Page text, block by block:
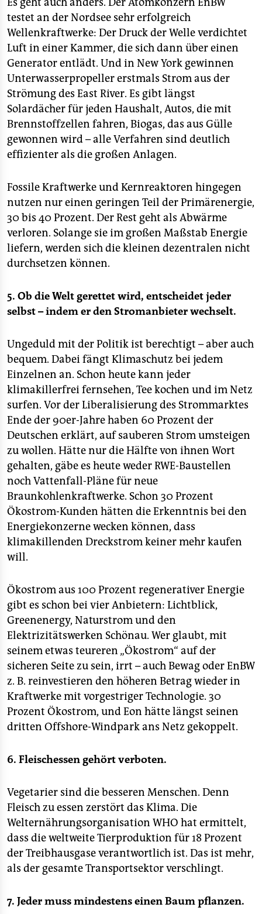
testet an der Nordsee sehr erfolgreich
Wellenkraftwerke: Der Druck der Welle verdichtet
Luft in einer Kammer, die sich dann über einen
Generator entlädt. Und in New York gewinnen
Unterwasserpropeller erstmals Strom aus der
Strömung des East River. Es gibt längst
Solardächer für jeden Haushalt, Autos, die mit
Brennstoffzellen fahren, Biogas, das aus Gülle
gewonnen wird – alle Verfahren sind deutlich
effizienter als die großen Anlagen.
Fossile Kraftwerke und Kernreaktoren hingegen
nutzen nur einen geringen Teil der Primärenergie,
30 bis 40 Prozent. Der Rest geht als Abwärme
verloren. Solange sie im großen Maßstab Energie
liefern, werden sich die kleinen dezentralen nicht
durchsetzen können.
5. Ob die Welt gerettet wird, entscheidet jeder
selbst – indem er den Stromanbieter wechselt.
Ungeduld mit der Politik ist berechtigt – aber auch
bequem. Dabei fängt Klimaschutz bei jedem
Einzelnen an. Schon heute kann jeder
klimakillerfrei fernsehen, Tee kochen und im Netz
surfen. Vor der Liberalisierung des Strommarktes
Ende der 90er-Jahre haben 60 Prozent der
Deutschen erklärt, auf sauberen Strom umsteigen
zu wollen. Hätte nur die Hälfte von ihnen Wort
gehalten, gäbe es heute weder RWE-Baustellen
noch Vattenfall-Pläne für neue
Braunkohlenkraftwerke. Schon 30 Prozent
Ökostrom-Kunden hätten die Erkenntnis bei den
Energiekonzerne wecken können, dass
klimakillenden Dreckstrom keiner mehr kaufen
will.
Ökostrom aus 100 Prozent regenerativer Energie
gibt es schon bei vier Anbietern: Lichtblick,
Greenenergy, Naturstrom und den
Elektrizitätswerken Schönau. Wer glaubt, mit
seinem etwas teureren „Ökostrom“ auf der
sicheren Seite zu sein, irrt – auch Bewag oder EnBW
z. B. reinvestieren den höheren Betrag wieder in
Kraftwerke mit vorgestriger Technologie. 30
Prozent Ökostrom, und Eon hätte längst seinen
dritten Offshore-Windpark ans Netz gekoppelt.
6. Fleischessen gehört verboten.
Vegetarier sind die besseren Menschen. Denn
Fleisch zu essen zerstört das Klima. Die
Welternährungsorganisation WHO hat ermittelt,
dass die weltweite Tierproduktion für 18 Prozent
der Treibhausgase verantwortlich ist. Das ist mehr,
als der gesamte Transportsektor verschlingt.
7. Jeder muss mindestens einen Baum pflanzen.